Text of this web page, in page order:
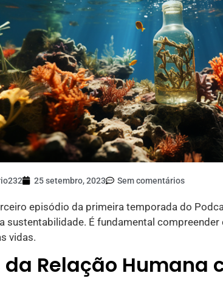
25 setembro, 2023 Sem comentários
episódio da primeira temporada do
sustentabilidade. É fundamental
vidas.
da Relação Humana